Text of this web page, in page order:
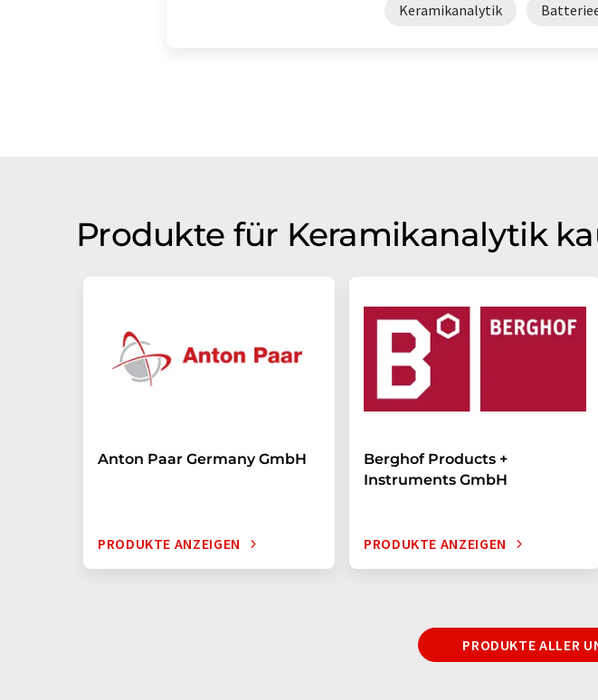
Keramikanalytik
Produkte für Keramikanalytik
Anton Paar Germany GmbH
PRODUKTE ANZEIGEN
Berghof Products +
Instruments GmbH
PRODUKTE ANZEIGEN
PRODUKTE ALLER